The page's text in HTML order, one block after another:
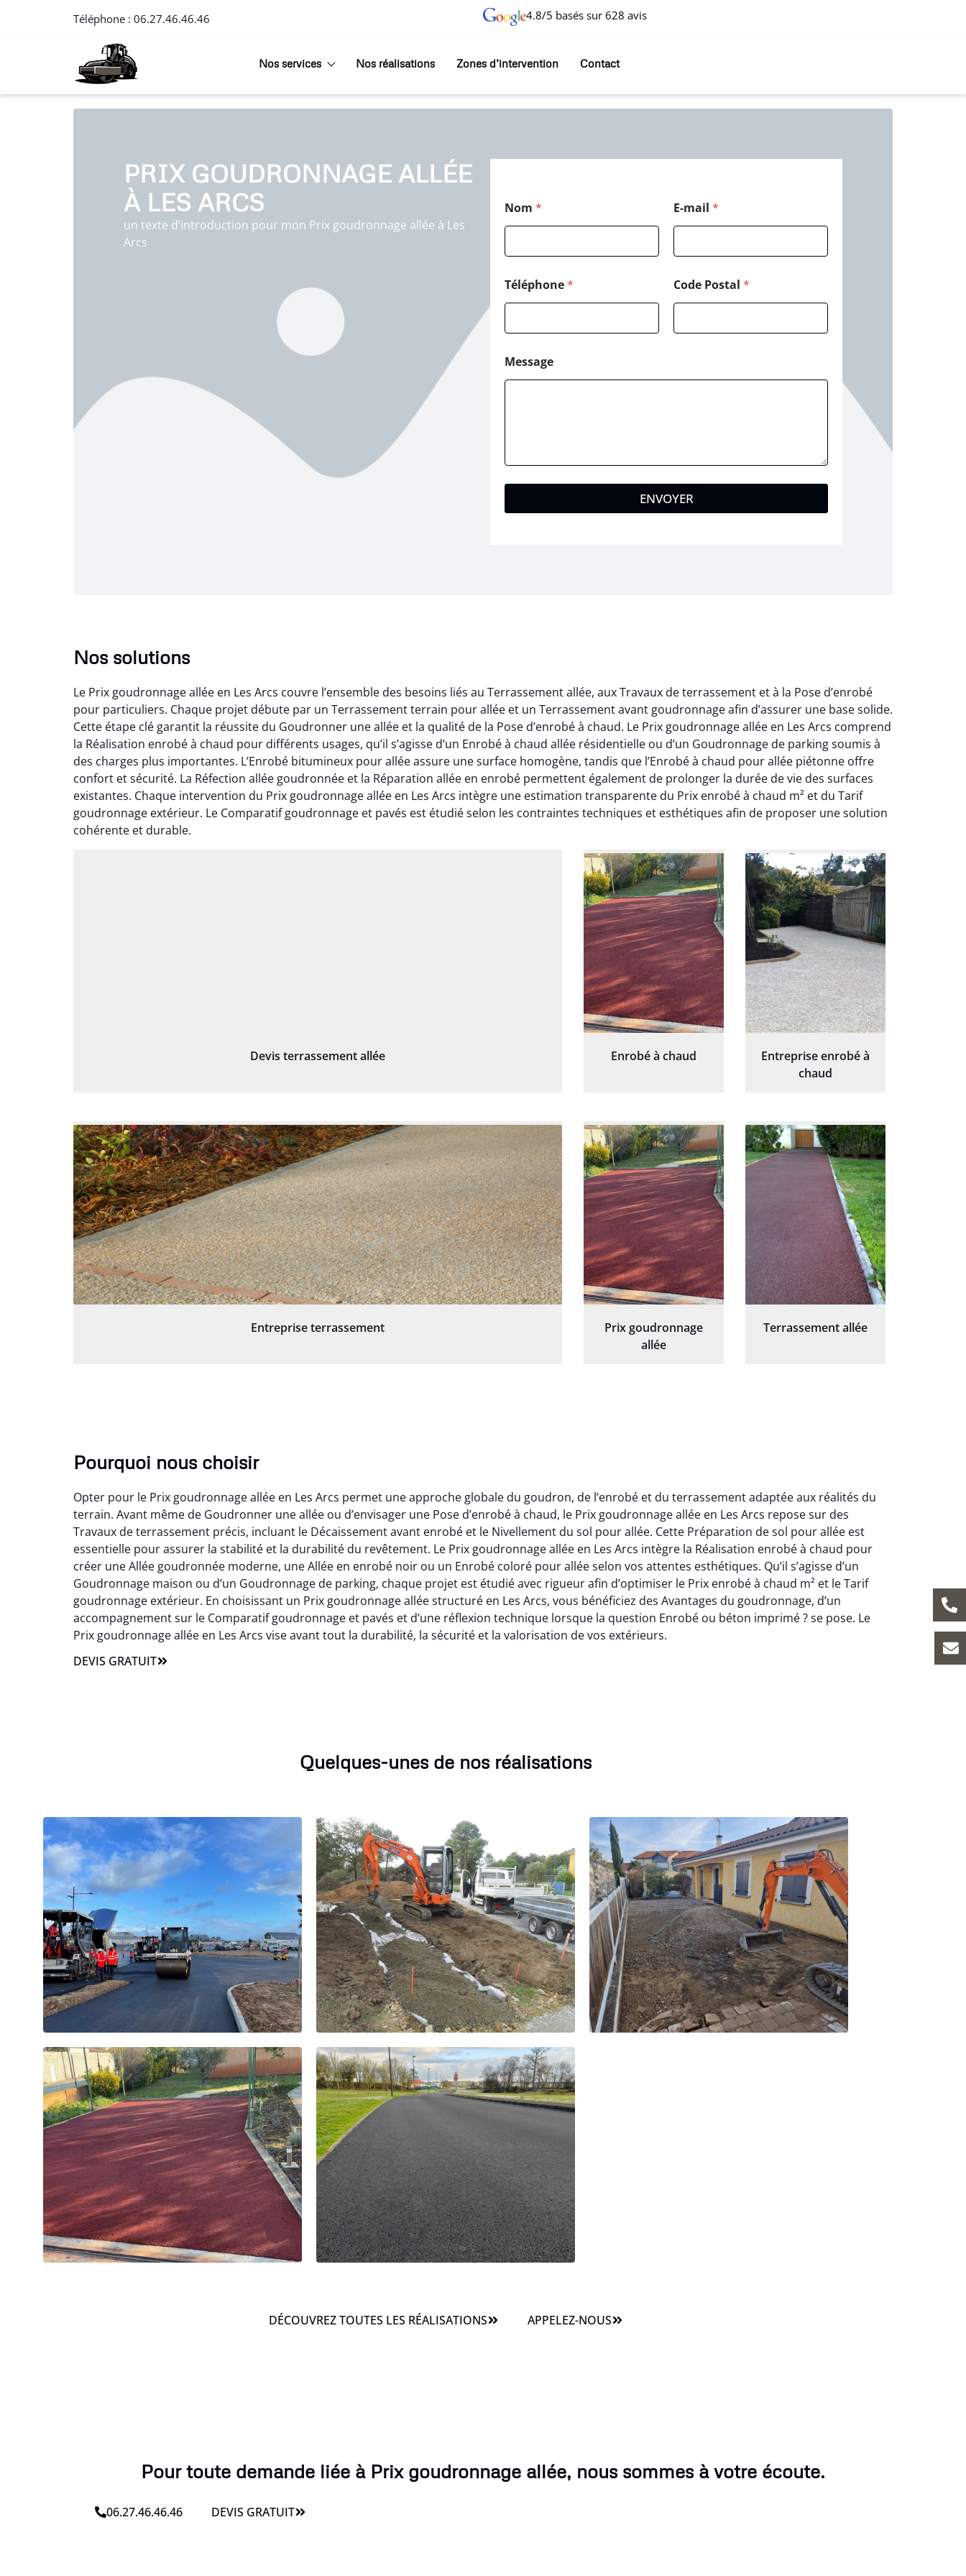
Téléphone : 06.27.46.46.46 4.8/5 basés sur 628 avis
Nos services Nos réalisations Zones d’intervention Contact
PRIX GOUDRONNAGE ALLÉE
À LES ARCS
un texte d’introduction pour mon Prix goudronnage allée à Les
Arcs
o
m
o
t
a
l
Nom * E-mail *
Téléphone* Code Postal *
Message
ENVOYER
Nos solutions
Le Prix goudronnage allée en Les Arcs couvre l’ensemble des besoins liés au Terrassement allée, aux Travaux de terrassement et à la Pose d’enrobé
pour particuliers. Chaque projet débute par un Terrassement terrain pour allée et un Terrassement avant goudronnage afin d’assurer une base solide.
Cette étape clé garantit la réussite du Goudronner une allée et la qualité de la Pose d’enrobé à chaud. Le Prix goudronnage allée en Les Arcs comprend
la Réalisation enrobé à chaud pour différents usages, qu’il s’agisse d’un Enrobé à chaud allée résidentielle ou d’un Goudronnage de parking soumis à
des charges plus importantes. L’Enrobé bitumineux pour allée assure une surface homogène, tandis que l’Enrobé à chaud pour allée piétonne offre
confort et sécurité. La Réfection allée goudronnée et la Réparation allée en enrobé permettent également de prolonger la durée de vie des surfaces
existantes. Chaque intervention du Prix goudronnage allée en Les Arcs intègre une estimation transparente du Prix enrobé à chaud m² et du Tarif
goudronnage extérieur. Le Comparatif goudronnage et pavés est étudié selon les contraintes techniques et esthétiques afin de proposer une solution
cohérente et durable.
Devis terrassement allée Enrobé à chaud
Entreprise enrobé à
chaud
Entreprise terrassement
Prix goudronnage
allée
Terrassement allée
Pourquoi nous choisir
Opter pour le Prix goudronnage allée en Les Arcs permet une approche globale du goudron, de l’enrobé et du terrassement adaptée aux réalités du
terrain. Avant même de Goudronner une allée ou d’envisager une Pose d’enrobé à chaud, le Prix goudronnage allée en Les Arcs repose sur des
Travaux de terrassement précis, incluant le Décaissement avant enrobé et le Nivellement du sol pour allée. Cette Préparation de sol pour allée est
essentielle pour assurer la stabilité et la durabilité du revêtement. Le Prix goudronnage allée en Les Arcs intègre la Réalisation enrobé à chaud pour
créer une Allée goudronnée moderne, une Allée en enrobé noir ou un Enrobé coloré pour allée selon vos attentes esthétiques. Qu’il s’agisse d’un
Goudronnage maison ou d’un Goudronnage de parking, chaque projet est étudié avec rigueur afin d’optimiser le Prix enrobé à chaud m² et le Tarif
goudronnage extérieur. En choisissant un Prix goudronnage allée structuré en Les Arcs, vous bénéficiez des Avantages du goudronnage, d’un
accompagnement sur le Comparatif goudronnage et pavés et d’une réflexion technique lorsque la question Enrobé ou béton imprimé ? se pose. Le
Prix goudronnage allée en Les Arcs vise avant tout la durabilité, la sécurité et la valorisation de vos extérieurs.
DEVIS GRATUIT
Quelques-unes de nos réalisations
DÉCOUVREZ TOUTES LES RÉALISATIONS APPELEZ-NOUS
Pour toute demande liée à Prix goudronnage allée, nous sommes à votre écoute.
06.27.46.46.46 DEVIS GRATUIT